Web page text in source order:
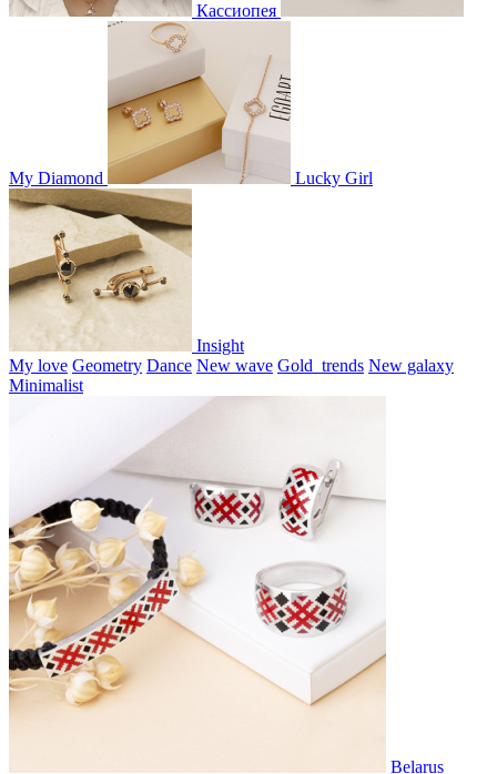
Кассиопея
My Diamond Lucky Girl
Insight
My love Geometry Dance New wave Gold_trends New galaxy
Minimalist
Belarus